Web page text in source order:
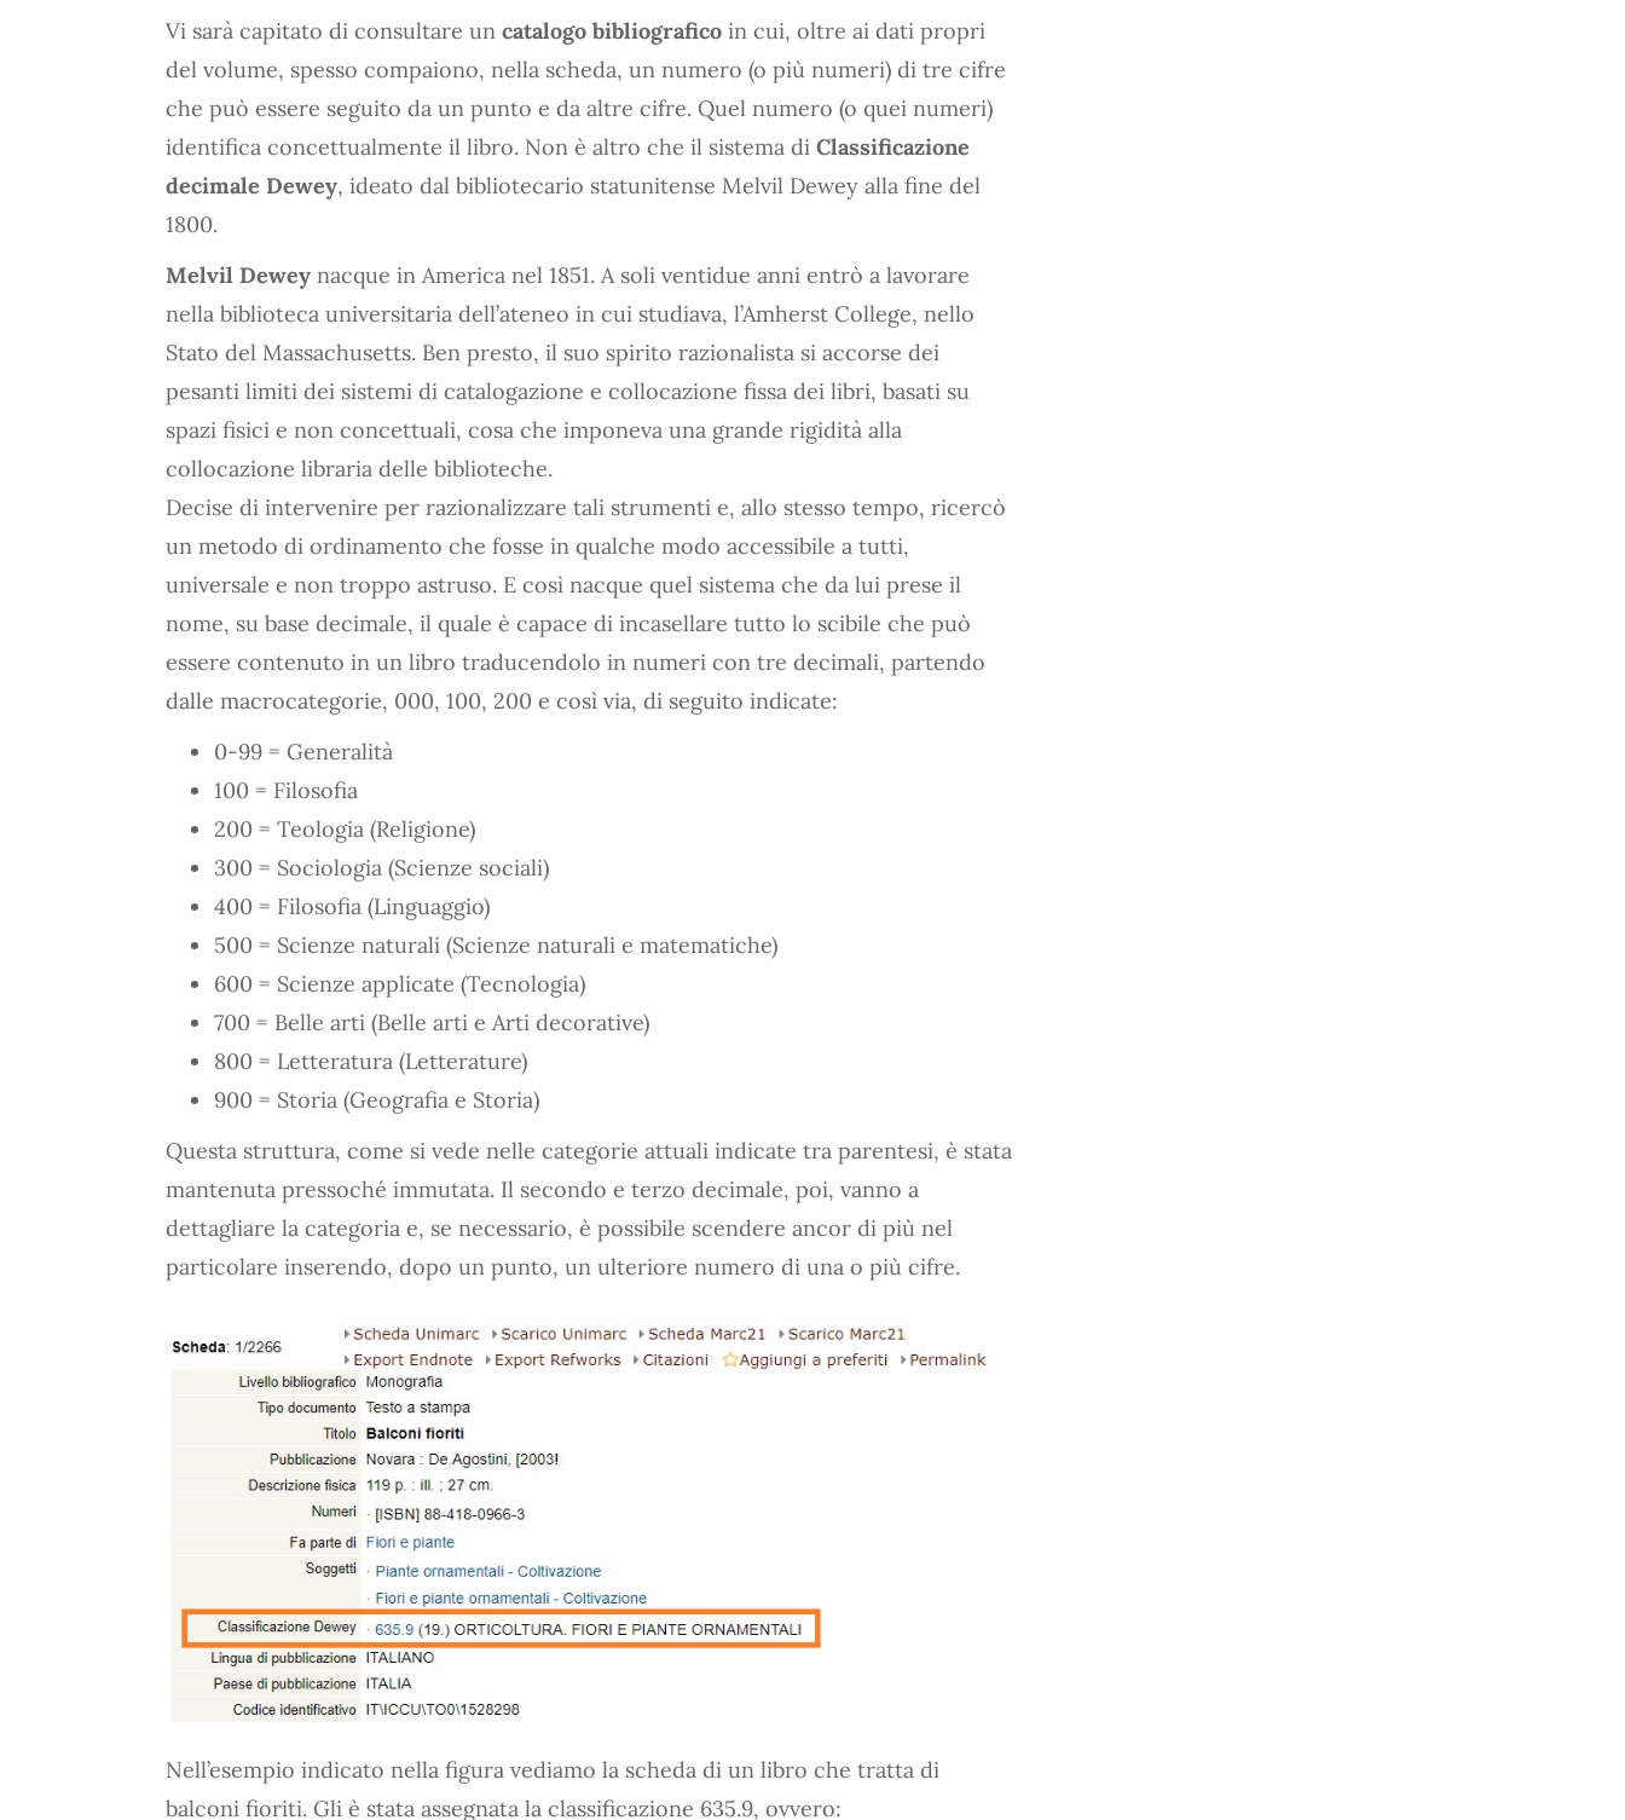
Vi sarà capitato di consultare un catalogo bibliografico in cui, oltre ai dati propri
del volume, spesso compaiono, nella scheda, un numero (o più numeri) di tre cifre
che può essere seguito da un punto e da altre cifre. Quel numero (o quei numeri)
identifica concettualmente il libro. Non è altro che il sistema di Classificazione
decimale Dewey, ideato dal bibliotecario statunitense Melvil Dewey alla fine del
1800.
Melvil Dewey nacque in America nel 1851. A soli ventidue anni entrò a lavorare
nella biblioteca universitaria dell’ateneo in cui studiava, l’Amherst College, nello
Stato del Massachusetts. Ben presto, il suo spirito razionalista si accorse dei
pesanti limiti dei sistemi di catalogazione e collocazione fissa dei libri, basati su
spazi fisici e non concettuali, cosa che imponeva una grande rigidità alla
collocazione libraria delle biblioteche.
Decise di intervenire per razionalizzare tali strumenti e, allo stesso tempo, ricercò
un metodo di ordinamento che fosse in qualche modo accessibile a tutti,
universale e non troppo astruso. E così nacque quel sistema che da lui prese il
nome, su base decimale, il quale è capace di incasellare tutto lo scibile che può
essere contenuto in un libro traducendolo in numeri con tre decimali, partendo
dalle macrocategorie, 000, 100, 200 e così via, di seguito indicate:
0-99 = Generalità
100 = Filosofia
200 = Teologia (Religione)
300 = Sociologia (Scienze sociali)
400 = Filosofia (Linguaggio)
500 = Scienze naturali (Scienze naturali e matematiche)
600 = Scienze applicate (Tecnologia)
700 = Belle arti (Belle arti e Arti decorative)
800 = Letteratura (Letterature)
900 = Storia (Geografia e Storia)
Questa struttura, come si vede nelle categorie attuali indicate tra parentesi, è stata
mantenuta pressoché immutata. Il secondo e terzo decimale, poi, vanno a
dettagliare la categoria e, se necessario, è possibile scendere ancor di più nel
particolare inserendo, dopo un punto, un ulteriore numero di una o più cifre.
Nell’esempio indicato nella figura vediamo la scheda di un libro che tratta di
balconi fioriti. Gli è stata assegnata la classificazione 635.9, ovvero: